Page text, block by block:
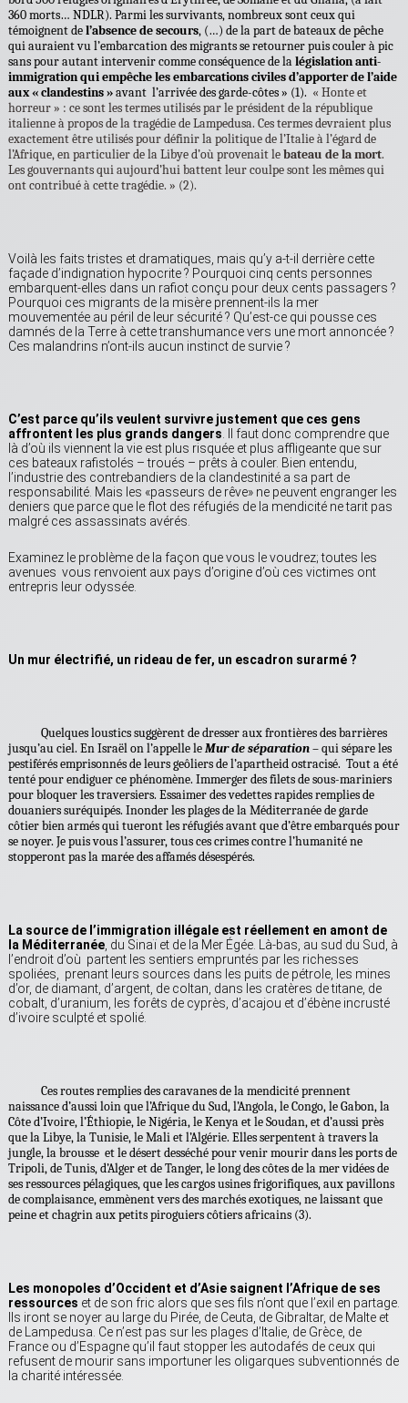
360 morts… NDLR). Parmi les survivants, nombreux sont ceux qui
témoignent del’absence de secours, (…) de la part de bateaux de pêche
qui auraient vu l’embarcation des migrants se retourner puis couler à pic
sans pour autant intervenir comme conséquence de lalégislation anti-
immigration qui empêche les embarcations civiles d’apporter de l’aide
aux « clandestins »avant l’arrivée des garde-côtes » (1). « Honte et
horreur » : ce sont les termes utilisés par le président de la république
italienne à propos de la tragédie de Lampedusa. Ces termes devraient plus
exactement être utilisés pour définir la politique de l’Italie à l’égard de
l’Afrique, en particulier de la Libye d’où provenait lebateau de la mort.
Les gouvernants qui aujourd’hui battent leur coulpe sont les mêmes qui
ont contribué à cette tragédie. » (2).
Voilà les faits tristes et dramatiques, mais qu’y a-t-il derrière cette
façade d’indignation hypocrite ? Pourquoi cinq cents personnes
embarquent-elles dans un rafiot conçu pour deux cents passagers ?
Pourquoi ces migrants de la misère prennent-ils la mer
mouvementée au péril de leur sécurité ? Qu’est-ce qui pousse ces
damnés de la Terre à cette transhumance vers une mort annoncée ?
Ces malandrins n’ont-ils aucun instinct de survie ?
C’est parce qu’ils veulent survivre justement que ces gens
affrontent les plus grands dangers . Il faut donc comprendre que
là d’où ils viennent la vie est plus risquée et plus affligeante que sur
ces bateaux rafistolés – troués – prêts à couler. Bien entendu,
l’industrie des contrebandiers de la clandestinité a sa part de
responsabilité. Mais les «passeurs de rêve» ne peuvent engranger les
deniers que parce que le flot des réfugiés de la mendicité ne tarit pas
malgré ces assassinats avérés.
Examinez le problème de la façon que vous le voudrez; toutes les
avenues vous renvoient aux pays d’origine d’où ces victimes ont
entrepris leur odyssée.
Un mur électrifié, un rideau de fer, un escadron surarmé ?
Quelques loustics suggèrent de dresser aux frontières des barrières
jusqu’au ciel. En Israël on l’appelle leMur de séparation– qui sépare les
pestiférés emprisonnés de leurs geôliers de l’apartheid ostracisé. Tout a été
tenté pour endiguer ce phénomène. Immerger des filets de sous-mariniers
pour bloquer les traversiers. Essaimer des vedettes rapides remplies de
douaniers suréquipés. Inonder les plages de la Méditerranée de garde
côtier bien armés qui tueront les réfugiés avant que d’être embarqués pour
se noyer. Je puis vous l’assurer, tous ces crimes contre l’humanité ne
stopperont pas la marée des affamés désespérés.
La source de l’immigration illégale est réellement en amont de
la Méditerranée , du Sinaï et de la Mer Égée. Là-bas, au sud du Sud, à
l’endroit d’où partent les sentiers empruntés par les richesses
spoliées, prenant leurs sources dans les puits de pétrole, les mines
d’or, de diamant, d’argent, de coltan, dans les cratères de titane, de
cobalt, d’uranium, les forêts de cyprès, d’acajou et d’ébène incrusté
d’ivoire sculpté et spolié.
Ces routes remplies des caravanes de la mendicité prennent
naissance d’aussi loin que l’Afrique du Sud, l’Angola, le Congo, le Gabon, la
Côte d’Ivoire, l’Éthiopie, le Nigéria, le Kenya et le Soudan, et d’aussi près
que la Libye, la Tunisie, le Mali et l’Algérie. Elles serpentent à travers la
jungle, la brousse et le désert desséché pour venir mourir dans les ports de
Tripoli, de Tunis, d’Alger et de Tanger, le long des côtes de la mer vidées de
ses ressources pélagiques, que les cargos usines frigorifiques, aux pavillons
de complaisance, emmènent vers des marchés exotiques, ne laissant que
peine et chagrin aux petits piroguiers côtiers africains (3).
Les monopoles d’Occident et d’Asie saignent l’Afrique de ses
ressources et de son fric alors que ses fils n’ont que l’exil en partage.
Ils iront se noyer au large du Pirée, de Ceuta, de Gibraltar, de Malte et
de Lampedusa. Ce n’est pas sur les plages d’Italie, de Grèce, de
France ou d’Espagne qu’il faut stopper les autodafés de ceux qui
refusent de mourir sans importuner les oligarques subventionnés de
la charité intéressée.